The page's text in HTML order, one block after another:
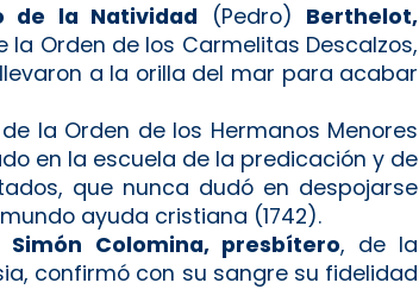
de la Natividad (Pedro) Berthelot,
la Orden de los Carmelitas Descalzos,
a la orilla del mar para acabar
de la Orden de los Hermanos Menores
en la escuela de la predicación y de
que nunca dudó en despojarse
ayuda cristiana (1742).
Colomina, presbítero, de la
confirmó con su sangre su fidelidad